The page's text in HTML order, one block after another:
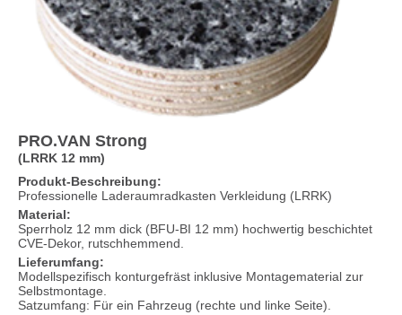
PRO.VAN Strong
(LRRK 12 mm)
Produkt-Beschreibung:
Professionelle Laderaumradkasten Verkleidung (LRRK)
Material:
Sperrholz 12 mm dick (BFU-BI 12 mm) hochwertig beschichtet
CVE-Dekor, rutschhemmend.
Lieferumfang:
Modellspezifisch konturgefräst inklusive Montagematerial zur
Selbstmontage.
Satzumfang: Für ein Fahrzeug (rechte und linke Seite).